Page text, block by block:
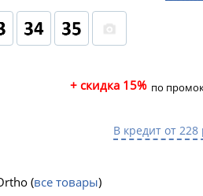
+ скидка 15% по
В кредит от
(все товары)